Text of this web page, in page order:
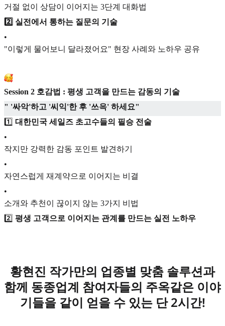
거절 없이 상담이 이어지는 3단계 대화법
2️⃣ 실전에서 통하는 질문의 기술
•
"이렇게 물어보니 달라졌어요" 현장 사례와 노하우 공유
Session 2 호감법 : 평생 고객을 만드는 감동의 기술
" '싸악'하고 '씨익'한 후 '쓰윽' 하세요"
1️⃣ 대한민국 세일즈 초고수들의 필승 전술
•
작지만 강력한 감동 포인트 발견하기
•
자연스럽게 재계약으로 이어지는 비결
•
소개와 추천이 끊이지 않는 3가지 비법
2️⃣ 평생 고객으로 이어지는 관계를 만드는 실전 노하우
황현진 작가만의 업종별 맞춤 솔루션과
함께 동종업계 참여자들의 주옥같은 이야
기들을 같이 얻을 수 있는 단 2시간!